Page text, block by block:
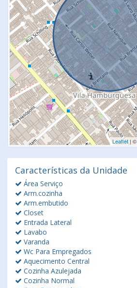
Leaflet| ©
Características da Unidade
Área Serviço
Arm.cozinha
Arm.embutido
Closet
Entrada Lateral
Lavabo
Varanda
Wc Para Empregados
Aquecimento Central
Cozinha Azulejada
Cozinha Normal